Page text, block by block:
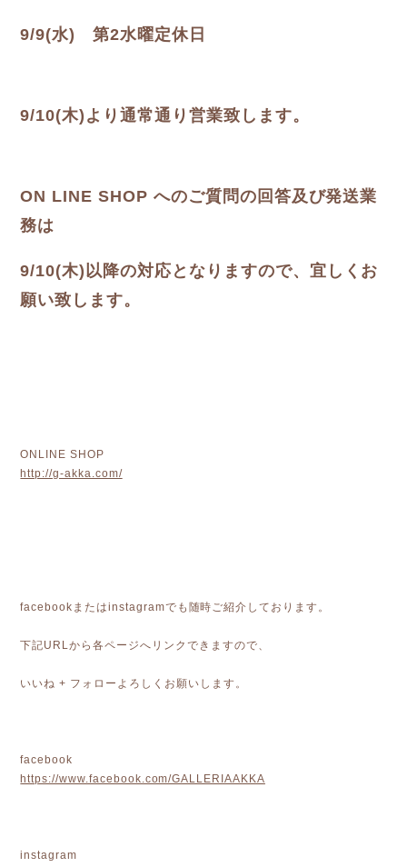
9/9(水) 第2水曜定休日
9/10(木)より通常通り営業致します。
ON LINE SHOP へのご質問の回答及び発送業
務は
9/10(木)以降の対応となりますので、宜しくお
願い致します。
ONLINE SHOP
http://g-akka.com/
facebookまたはinstagramでも随時ご紹介しております。
下記URLから各ページへリンクできますので、
いいね + フォローよろしくお願いします。
facebook
https://www.facebook.com/GALLERIAAKKA
instagram